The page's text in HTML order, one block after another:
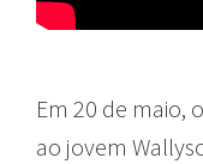
Em 20 de maio,
ao jovem